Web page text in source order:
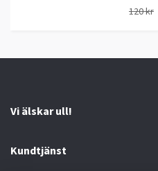
120 kr
Vi älskar ull!
Kundtjänst